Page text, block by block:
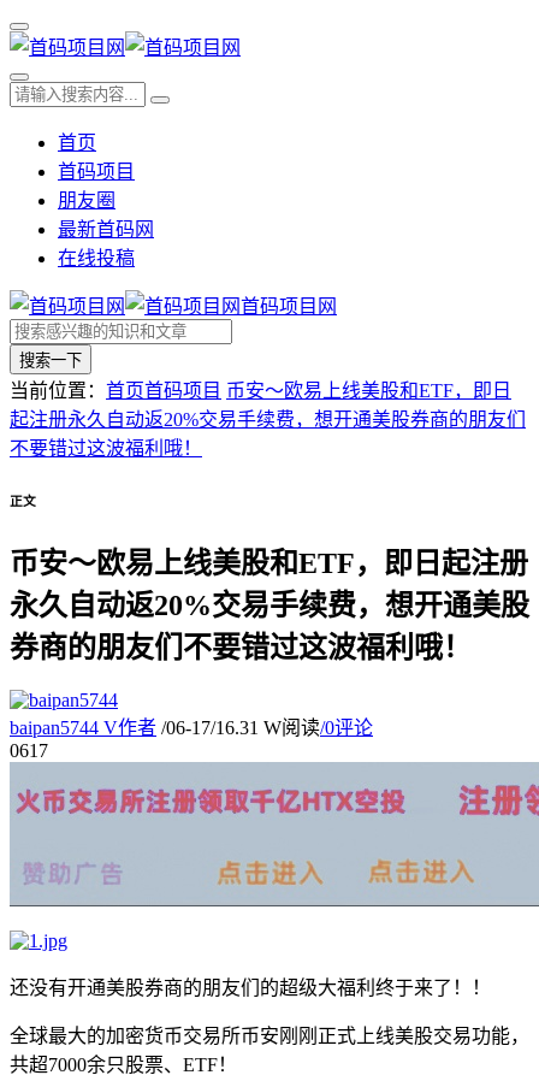
首页
首码项目
朋友圈
最新首码网
在线投稿
首码项目网
搜索一下
当前位置： 首页首码项目 币安～欧易上线美股和ETF，即日
起注册永久自动返20%交易手续费，想开通美股券商的朋友们
不要错过这波福利哦！
正文
币安～欧易上线美股和ETF，即日起注册
永久自动返20%交易手续费，想开通美股
券商的朋友们不要错过这波福利哦！
baipan5744 V作者 /06-17/16.31 W阅读/0评论
0617
还没有开通美股券商的朋友们的超级大福利终于来了！！
全球最大的加密货币交易所币安刚刚正式上线美股交易功能，
共超7000余只股票、ETF！